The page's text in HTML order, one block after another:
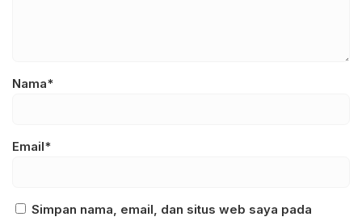
Nama*
Email*
Simpan nama, email, dan situs web saya pada